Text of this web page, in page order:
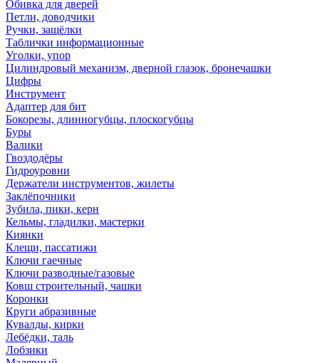
Обивка для дверей
Петли, доводчики
Ручки, защёлки
Таблички информационные
Уголки, упор
Цилиндровый механизм, дверной глазок, бронечашки
Цифры
Инструмент
Адаптер для бит
Бокорезы, длинногубцы, плоскогубцы
Буры
Валики
Гвоздодёры
Гидроуровни
Держатели инструментов, жилеты
Заклёпочники
Зубила, пики, керн
Кельмы, гладилки, мастерки
Киянки
Клещи, пассатижи
Ключи гаечные
Ключи разводные/газовые
Ковш строительный, чашки
Коронки
Круги абразивные
Кувалды, кирки
Лебёдки, таль
Лобзики